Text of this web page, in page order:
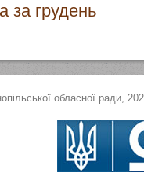
за грудень
обласної ради,